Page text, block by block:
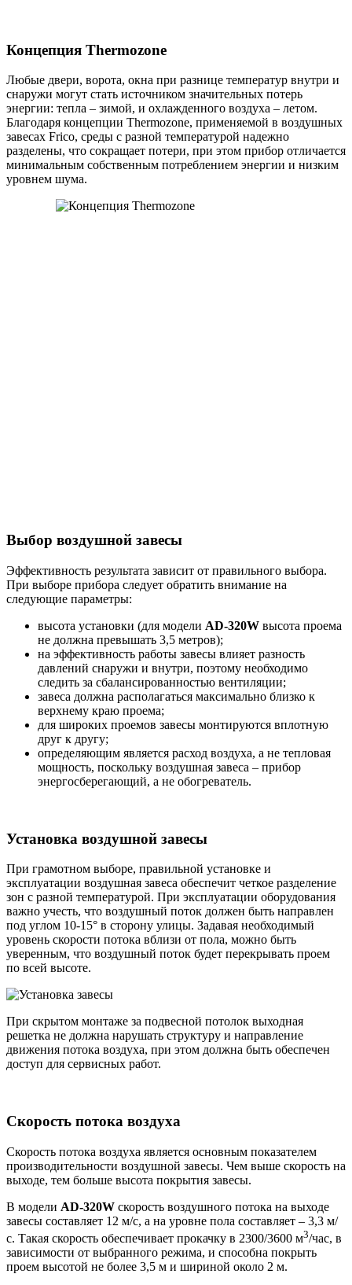
Концепция Thermozone
Любые двери, ворота, окна при разнице температур внутри и
снаружи могут стать источником значительных потерь
энергии: тепла – зимой, и охлажденного воздуха – летом.
Благодаря концепции Thermozone, применяемой в воздушных
завесах Frico, среды с разной температурой надежно
разделены, что сокращает потери, при этом прибор отличается
минимальным собственным потреблением энергии и низким
уровнем шума.
Выбор воздушной завесы
Эффективность результата зависит от правильного выбора.
При выборе прибора следует обратить внимание на
следующие параметры:
высота установки (для модели AD-320W высота проема
не должна превышать 3,5 метров);
на эффективность работы завесы влияет разность
давлений снаружи и внутри, поэтому необходимо
следить за сбалансированностью вентиляции;
завеса должна располагаться максимально близко к
верхнему краю проема;
для широких проемов завесы монтируются вплотную
друг к другу;
определяющим является расход воздуха, а не тепловая
мощность, поскольку воздушная завеса – прибор
энергосберегающий, а не обогреватель.
Установка воздушной завесы
При грамотном выборе, правильной установке и
эксплуатации воздушная завеса обеспечит четкое разделение
зон с разной температурой. При эксплуатации оборудования
важно учесть, что воздушный поток должен быть направлен
под углом 10-15° в сторону улицы. Задавая необходимый
уровень скорости потока вблизи от пола, можно быть
уверенным, что воздушный поток будет перекрывать проем
по всей высоте.
При скрытом монтаже за подвесной потолок выходная
решетка не должна нарушать структуру и направление
движения потока воздуха, при этом должна быть обеспечен
доступ для сервисных работ.
Cкорость потока воздуха
Скорость потока воздуха является основным показателем
производительности воздушной завесы. Чем выше скорость на
выходе, тем больше высота покрытия завесы.
В модели AD-320W скорость воздушного потока на выходе
завесы составляет 12 м/с, а на уровне пола составляет – 3,3 м/
с. Такая скорость обеспечивает прокачку в 2300/3600 м3/час, в
зависимости от выбранного режима, и способна покрыть
проем высотой не более 3,5 м и шириной около 2 м.